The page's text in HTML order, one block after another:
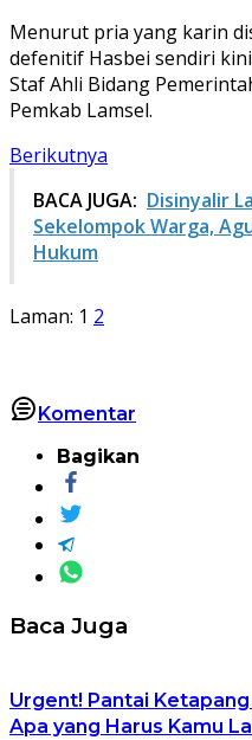
Menurut pria yang karin
defenitif Hasbei sendiri
Staf Ahli Bidang
Pemkab Lamsel.
Berikutnya
BACA JUGA: Disinyalir
Sekelompok Warga,
Hukum
Laman: 1 2
Komentar
Bagikan
Baca Juga
Urgent! Pantai
Apa yang Harus Kamu